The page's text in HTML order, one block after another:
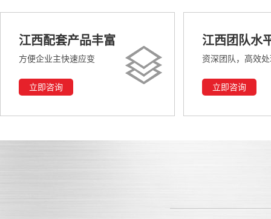
江西配套产品丰富
方便企业主快速应变
立即咨询
江西团队水
资深团队，高效
立即咨询